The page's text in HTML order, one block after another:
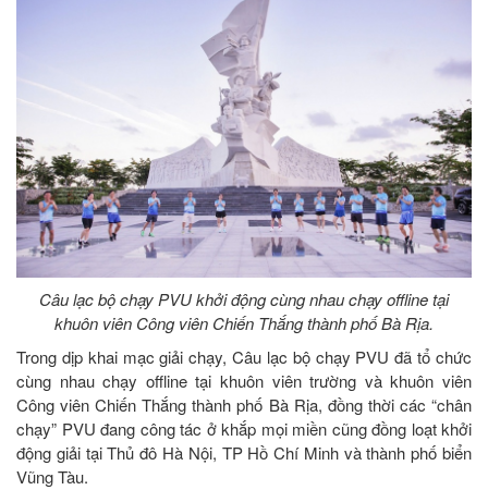
Câu lạc bộ chạy PVU khởi động cùng nhau chạy offline tại
khuôn viên Công viên Chiến Thắng thành phố Bà Rịa.
Trong dịp khai mạc giải chạy, Câu lạc bộ chạy PVU đã tổ chức
cùng nhau chạy offline tại khuôn viên trường và khuôn viên
Công viên Chiến Thắng thành phố Bà Rịa, đồng thời các “chân
chạy” PVU đang công tác ở khắp mọi miền cũng đồng loạt khởi
động giải tại Thủ đô Hà Nội, TP Hồ Chí Minh và thành phố biển
Vũng Tàu.